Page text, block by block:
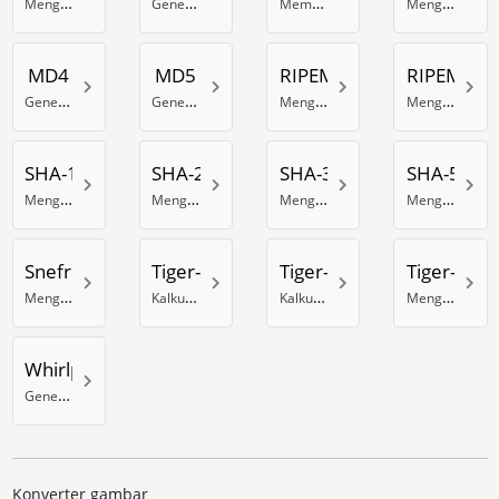
MD4
Generator MD4 online
MD5
Generator Hash MD5
RIPEMD-128
Menghasilkan hash RIPEMD 128 Bit
RIPEMD-
Menghitung hash RIPEMD-160
SHA-1
Menghasilkan hash SHA-1
SHA-256
Menghitung hash SHA dengan 256 bit
SHA-384
Menghasilkan hash SHA dengan 384 Bits
SHA-512
Menghasilkan hash SHA dengan 512 Bits
Snefru
Menghitung hash Snefru
Tiger-128
Kalkulator hash Tiger menggunakan 128 Bit
Tiger-160
Kalkulator hash Tiger 160 Bit
Tiger-192
Menghasilkan hash Tiger dengan 192 Bits
Whirlpool
Generator hash online Whirlpool
Konverter gambar